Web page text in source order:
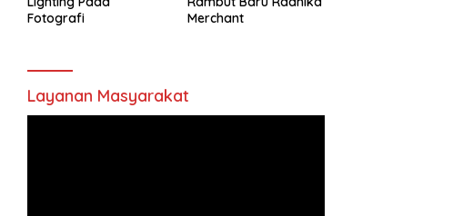
Fotografi
Merchant
Layanan Masyarakat